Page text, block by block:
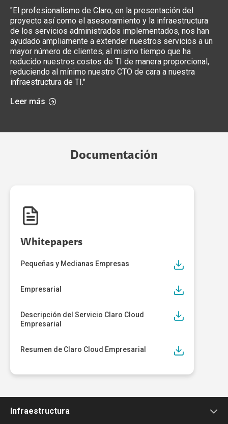
"El profesionalismo de Claro, en la presentación del
proyecto así como el asesoramiento y la infraestructura
de los servicios administrados implementados, nos han
ayudado ampliamente a extender nuestros servicios a un
mayor número de clientes, al mismo tiempo que ha
reducido nuestros costos de TI de manera proporcional,
reduciendo al mínimo nuestro CTO de cara a nuestra
infraestructura de TI."
Leer más
Documentación
Whitepapers
Pequeñas y Medianas Empresas
Empresarial
Descripción del Servicio Claro Cloud
Empresarial
Resumen de Claro Cloud Empresarial
Infraestructura